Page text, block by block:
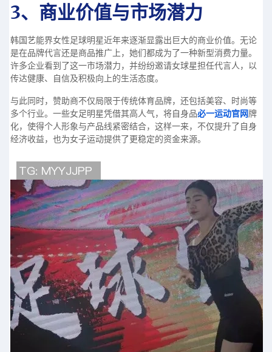
3、商业价值与市场潜力
韩国艺能界女性足球明星近年来逐渐显露出巨大的商业价值。无论
是在品牌代言还是商品推广上，她们都成为了一种新型消费力量。
许多企业看到了这一市场潜力，并纷纷邀请女球星担任代言人，以
传达健康、自信及积极向上的生活态度。
与此同时，赞助商不仅局限于传统体育品牌，还包括美容、时尚等
多个行业。一些女足明星凭借其高人气，将自身品必一运动官网牌
化，使得个人形象与产品线紧密结合，这样一来，不仅提升了自身
经济收益，也为女子运动提供了更稳定的资金来源。